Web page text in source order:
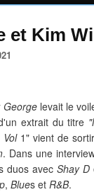
et Kim
Georgelevait le
extrait du titre
Vol 1" vient de
. Dans une
duos avec Shay D
, Blues et R&B.